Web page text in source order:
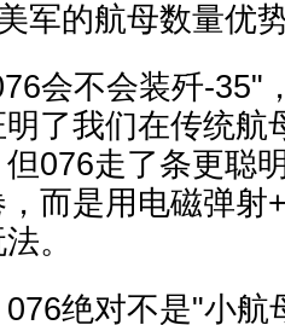
军的航母数量优
会不会装歼-35"
了我们在传统航
076走了条更聪
而是用电磁弹射
。
绝对不是"小航